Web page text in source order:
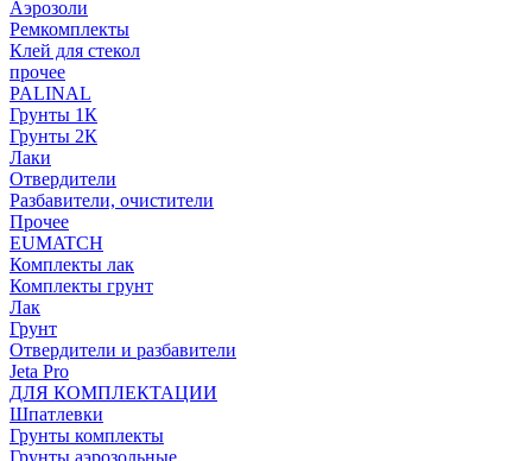
Аэрозоли
Ремкомплекты
Клей для стекол
прочее
PALINAL
Грунты 1К
Грунты 2К
Лаки
Отвердители
Разбавители, очистители
Прочее
EUMATCH
Комплекты лак
Комплекты грунт
Лак
Грунт
Отвердители и разбавители
Jeta Pro
ДЛЯ КОМПЛЕКТАЦИИ
Шпатлевки
Грунты комплекты
Грунты аэрозольные